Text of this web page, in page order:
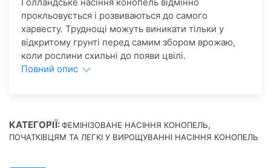
прокльовується і розвиваються до самого
харвесту. Труднощі можуть виникати тільки у
відкритому грунті перед самим збором врожаю,
коли рослини схильні до появи цвілі.
Повний опис
КАТЕГОРІЇ:ФЕМІНІЗОВАНЕ НАСІННЯ КОНОПЕЛЬ,
ПОЧАТКІВЦЯМ ТА ЛЕГКІ У ВИРОЩУВАННІ НАСІННЯ КОНОПЕЛЬ